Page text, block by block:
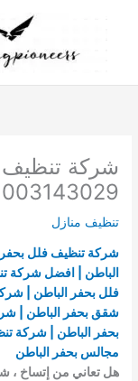
شركة تنظيف
01003143029 شركة
تنظيف منازل
شركة تنظيف فلل
الباطن | افضل شركة
فلل بحفر الباطن |
شقق بحفر الباطن |
بحفر الباطن | شركة
مجالس بحفر الباطن
هل تعاني من إتساخ ،